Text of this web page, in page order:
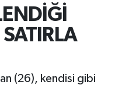
(26), kendisi gibi